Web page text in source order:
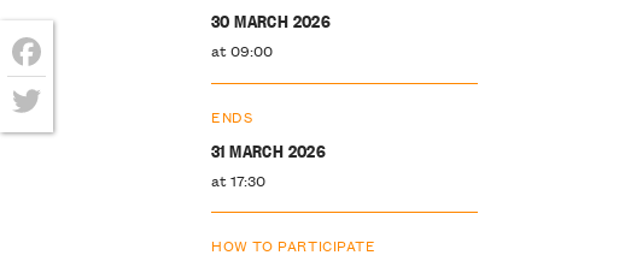
30 MARCH 2026
at 09:00
ENDS
31 MARCH 2026
at 17:30
HOW TO PARTICIPATE
Facebook
Twitter